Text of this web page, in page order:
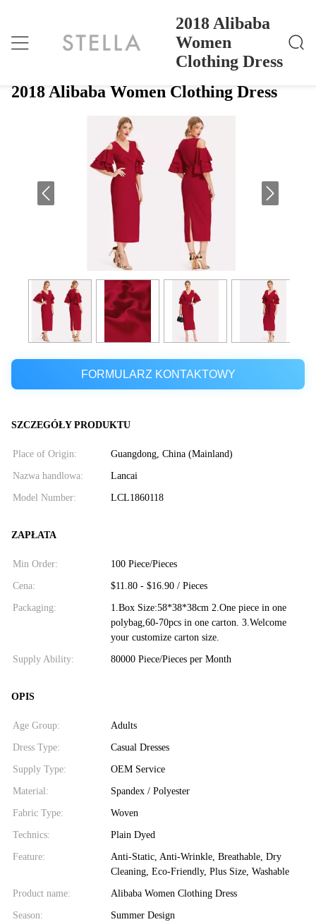
2018 Alibaba
Women
Clothing Dress
2018 Alibaba Women Clothing Dress
2018 Alibaba Women Clothing Dress
FORMULARZ KONTAKTOWY
SZCZEGÓŁY PRODUKTU
Place of Origin: Guangdong, China (Mainland)
Nazwa handlowa: Lancai
Model Number: LCL1860118
ZAPŁATA
Min Order: 100 Piece/Pieces
Cena: $11.80 - $16.90 / Pieces
Packaging:
1.Box Size:58*38*38cm 2.One piece in one
polybag,60-70pcs in one carton. 3.Welcome
your customize carton size.
Supply Ability: 80000 Piece/Pieces per Month
OPIS
Age Group: Adults
Dress Type: Casual Dresses
Supply Type: OEM Service
Material: Spandex / Polyester
Fabric Type: Woven
Technics: Plain Dyed
Feature:
Anti-Static, Anti-Wrinkle, Breathable, Dry
Cleaning, Eco-Friendly, Plus Size, Washable
Product name: Alibaba Women Clothing Dress
Season: Summer Design